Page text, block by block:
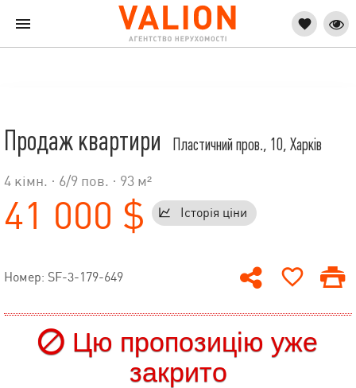
Продаж квартири Пластичний пров., 10, Харків
4 кімн. · 6/9 пов. · 93 м²
41 000 $ Історія ціни
Номер: SF-3-179-649
Цю пропозицію уже
закрито